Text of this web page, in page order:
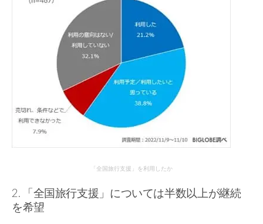
「全国旅行支援」を利用したか
2. 「全国旅行支援」については半数以上が継続
を希望